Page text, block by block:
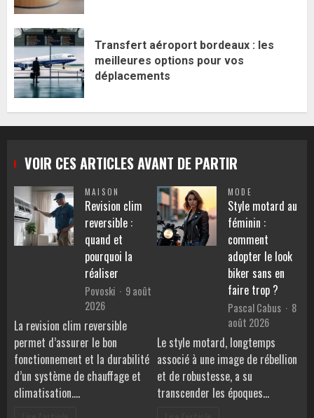
Transfert aéroport bordeaux : les
meilleures options pour vos
déplacements
VOIR CES ARTICLES AVANT DE PARTIR
MAISON
Revision clim
reversible :
quand et
pourquoi la
réaliser
Povoski
9 août
2026
La revision clim reversible
permet d’assurer le bon
fonctionnement et la durabilité
d’un système de chauffage et
climatisation.…
MODE
Style motard au
féminin :
comment
adopter le look
biker sans en
faire trop ?
Pascal Cabus
8
août 2026
Le style motard, longtemps
associé à une image de rébellion
et de robustesse, a su
transcender les époques…